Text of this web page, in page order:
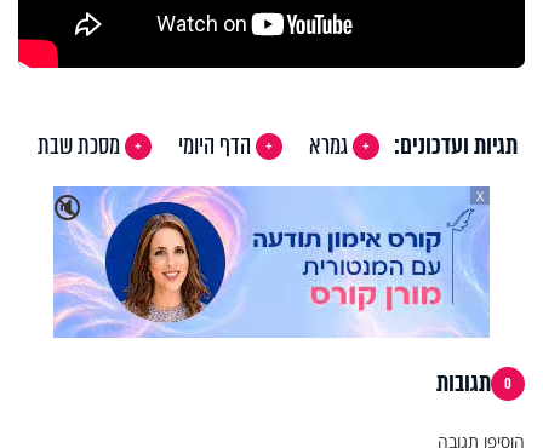
תגיות ועדכונים: גמרא הדף היומי
מסכת שבת
🔇
X
0 תגובות
הוסיפו תגובה